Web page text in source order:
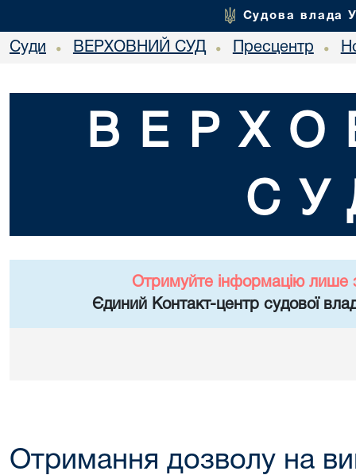
Судова влада
Суди • ВЕРХОВНИЙ СУД • Пресцентр •
Отримуйте інформацію лише
Єдиний Контакт-центр судової
Отримання дозволу на